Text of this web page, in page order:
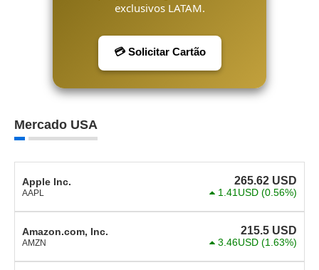
exclusivos LATAM.
💳 Solicitar Cartão
Mercado USA
Apple Inc.
AAPL
265.62 USD
1.41USD (0.56%)
Amazon.com, Inc.
AMZN
215.5 USD
3.46USD (1.63%)